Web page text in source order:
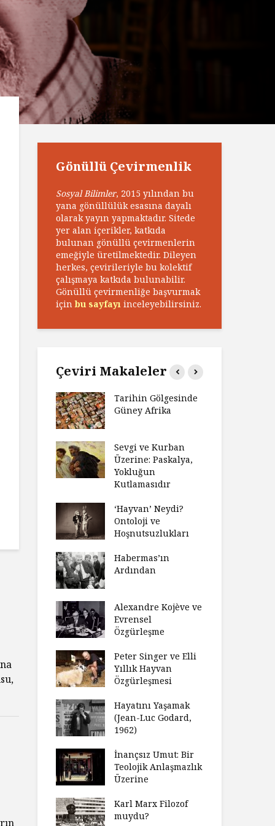
Gönüllü Çevirmenlik
Sosyal Bilimler, 2015 yılından bu
yana gönüllülük esasına dayalı
olarak yayın yapmaktadır. Sitede
yer alan içerikler, katkıda
bulunan gönüllü çevirmenlerin
emeğiyle üretilmektedir. Dileyen
herkes, çevirileriyle bu kolektif
çalışmaya katkıda bulunabilir.
Gönüllü çevirmenliğe başvurmak
içinbu sayfayı inceleyebilirsiniz.
Çeviri Makaleler
Bir Hikâye
Engel
Bir
Tarihin Gölgesinde
Güney Afrika
Sevgi ve Kurban
Üzerine: Paskalya,
Yokluğun
Kutlamasıdır
‘Hayvan’ Neydi?
Ontoloji ve
Hoşnutsuzlukları
Habermas’ın
Ardından
Alexandre Kojève ve
Evrensel
Özgürleşme
Peter Singer ve Elli
Yıllık Hayvan
Özgürleşmesi
Hayatını Yaşamak
(Jean-Luc Godard,
1962)
İnançsız Umut: Bir
Teolojik Anlaşmazlık
Üzerine
Karl Marx Filozof
muydu?